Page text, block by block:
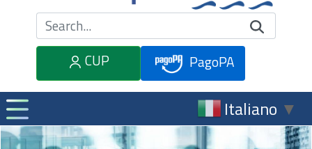
Cerca nel sito
CUP
PagoPA
Italiano ▼